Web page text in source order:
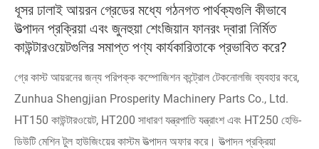
ধূসর ঢালাই আয়রন গ্রেডের মধ্যে গঠনগত পার্থক্যগুলি কীভাবে
উত্পাদন প্রক্রিয়া এবং জুনহুয়া শেংজিয়ান ফানরং দ্বারা নির্মিত
কাউন্টারওয়েটগুলির সমাপ্ত পণ্য কার্যকারিতাকে প্রভাবিত করে?
গ্রে কাস্ট আয়রনের জন্য পরিপক্ক কম্পোজিশন কন্ট্রোল টেকনোলজি ব্যবহার করে,
Zunhua Shengjian Prosperity Machinery Parts Co., Ltd.
HT150 কাউন্টারওয়েট, HT200 সাধারণ যন্ত্রপাতি যন্ত্রাংশ এবং HT250 হেভি-
ডিউটি ​​মেশিন টুল হাউজিংয়ের কাস্টম উত্পাদন অফার করে। উত্পাদন প্রক্রিয়া